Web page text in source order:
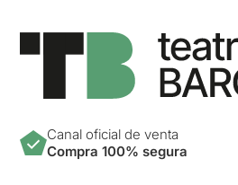
Canal oficial de venta
Compra 100% segura